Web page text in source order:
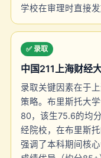
学校在审理时直接
✅ 录取
中国211上海财经
录取关键因素在于
策略。布里斯托大
80，该生75.6的均
经院校，在布里斯
强调了本科期间核